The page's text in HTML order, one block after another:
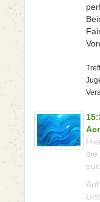
die